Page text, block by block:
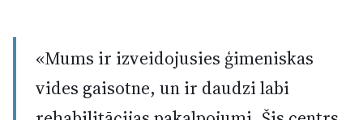
«Mums ir izveidojusies ģimeniskas
vides gaisotne, un ir daudzi labi